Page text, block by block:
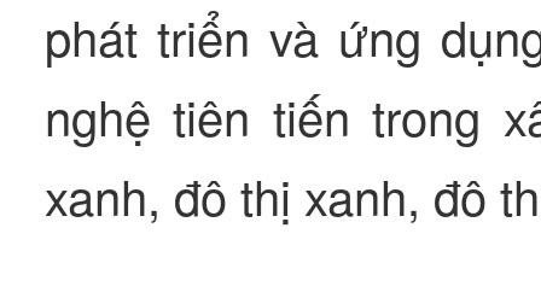
phát triển và ứng
nghệ tiên tiến trong
xanh, đô thị xanh, đô